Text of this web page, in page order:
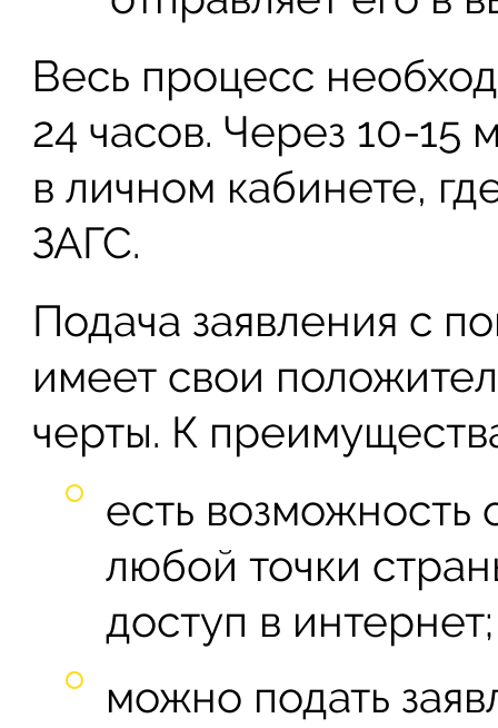
Весь процесс
24 часов. Через 10-
в личном кабинете,
ЗАГС.
Подача заявления с
имеет свои
черты. К
есть возможность
любой точки
доступ в интернет;
можно подать